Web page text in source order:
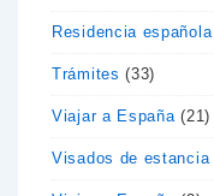
Residencia española
Trámites (33)
Viajar a España (21)
Visados de estancia